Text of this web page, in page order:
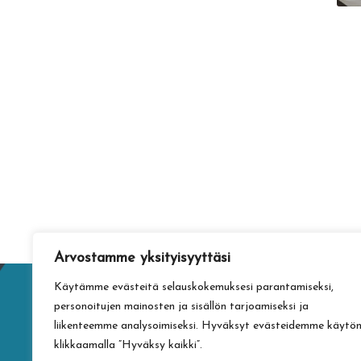
Arvostamme yksityisyyttäsi
Käytämme evästeitä selauskokemuksesi parantamiseksi,
personoitujen mainosten ja sisällön tarjoamiseksi ja
liikenteemme analysoimiseksi. Hyväksyt evästeidemme käytön
klikkaamalla ”Hyväksy kaikki”.